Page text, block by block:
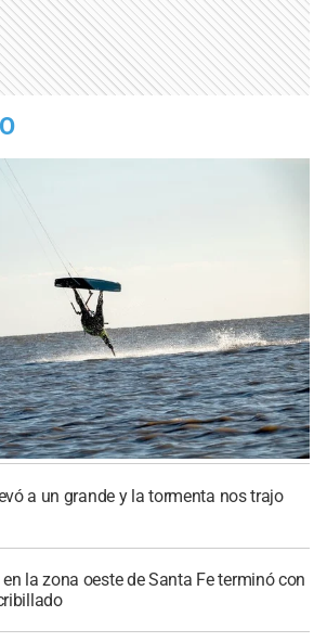
a un grande y la tormenta nos trajo
la zona oeste de Santa Fe terminó con